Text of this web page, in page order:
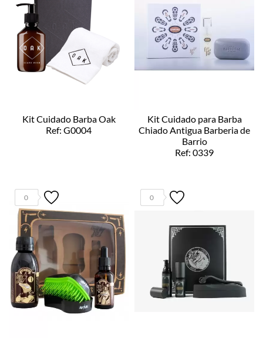
Kit Cuidado Barba Oak
Ref: G0004
Kit Cuidado para Barba
Chiado Antigua Barberia de
Barrio
Ref: 0339
0 0